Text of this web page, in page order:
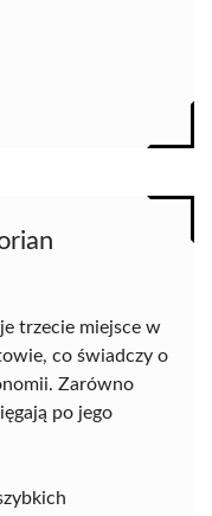
trzecie miejsce w
co świadczy o
Zarówno
po jego